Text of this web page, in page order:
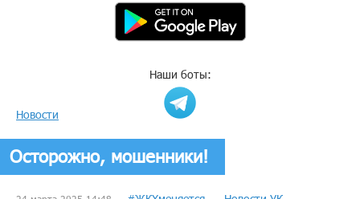
Наши боты:
Новости
Осторожно, мошенники!